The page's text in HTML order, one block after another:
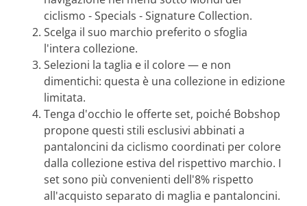
ciclismo - Specials - Signature Collection.
Scelga il suo marchio preferito o sfoglia
l'intera collezione.
Selezioni la taglia e il colore — e non
dimentichi: questa è una collezione in edizione
limitata.
Tenga d'occhio le offerte set, poiché Bobshop
propone questi stili esclusivi abbinati a
pantaloncini da ciclismo coordinati per colore
dalla collezione estiva del rispettivo marchio. I
set sono più convenienti dell'8% rispetto
all'acquisto separato di maglia e pantaloncini.